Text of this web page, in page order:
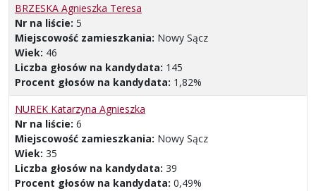
BRZESKA Agnieszka Teresa
Nr na liście: 5
Miejscowość zamieszkania: Nowy Sącz
Wiek: 46
Liczba głosów na kandydata: 145
Procent głosów na kandydata: 1,82%
NUREK Katarzyna Agnieszka
Nr na liście: 6
Miejscowość zamieszkania: Nowy Sącz
Wiek: 35
Liczba głosów na kandydata: 39
Procent głosów na kandydata: 0,49%